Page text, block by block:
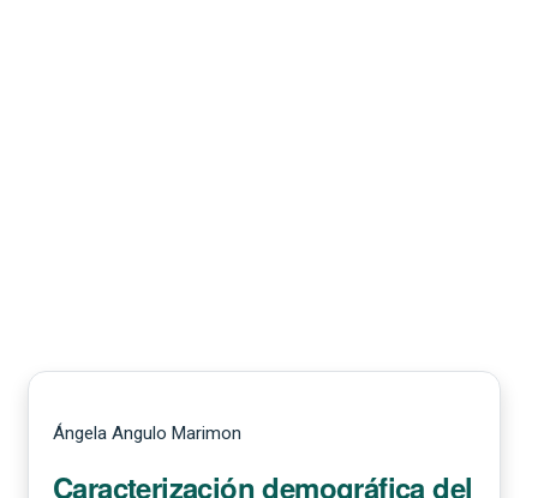
Ángela Angulo Marimon
Caracterización demográfica del